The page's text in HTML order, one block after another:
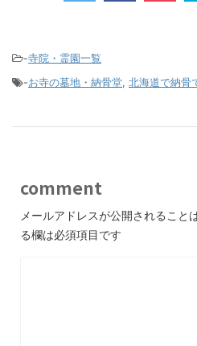
-寺院・霊園一覧
-お寺の墓地・納骨堂, 北海道で納骨
comment
メールアドレスが公開されること
る欄は必須項目です